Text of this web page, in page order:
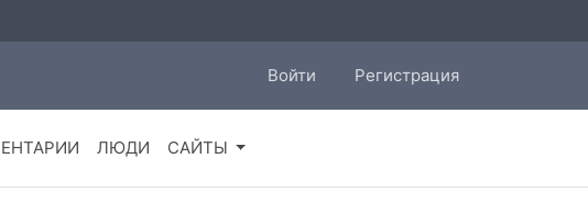
Войти Регистрация
ЛЮДИ САЙТЫ